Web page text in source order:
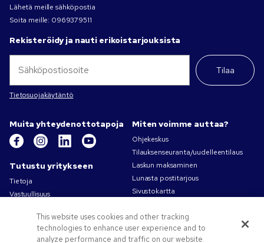
Lähetä meille sähköpostia
Soita meille: 0969379511
Rekisteröidy ja nauti erikoistarjouksista
Tilaa
Tietosuojakäytäntö
Muita yhteydenottotapoja
Tutustu yritykseen
Tietoja
Vastuullisuus
Käyttöehdot
Myyntiehdot
Miten voimme auttaa?
Ohjekeskus
Tilauksenseuranta/uudelleentilaus
Laskun maksaminen
Lunasta postitarjous
Sivustokartta
This website uses cookies and other tracking
technologies to enhance user experience and to
analyze performance and traffic on our website.